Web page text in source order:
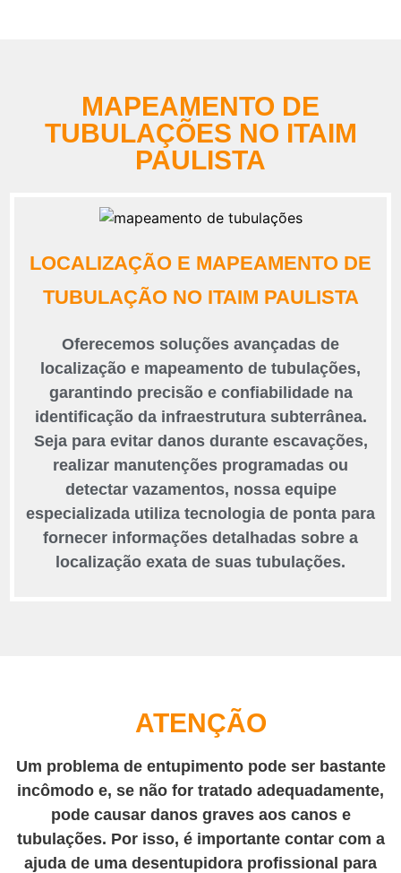
MAPEAMENTO DE
TUBULAÇÕES NO ITAIM
PAULISTA
LOCALIZAÇÃO E MAPEAMENTO DE
TUBULAÇÃO NO ITAIM PAULISTA
Oferecemos soluções avançadas de
localização e mapeamento de tubulações,
garantindo precisão e confiabilidade na
identificação da infraestrutura subterrânea.
Seja para evitar danos durante escavações,
realizar manutenções programadas ou
detectar vazamentos, nossa equipe
especializada utiliza tecnologia de ponta para
fornecer informações detalhadas sobre a
localização exata de suas tubulações.
ATENÇÃO
Um problema de entupimento pode ser bastante
incômodo e, se não for tratado adequadamente,
pode causar danos graves aos canos e
tubulações. Por isso, é importante contar com a
ajuda de uma desentupidora profissional para